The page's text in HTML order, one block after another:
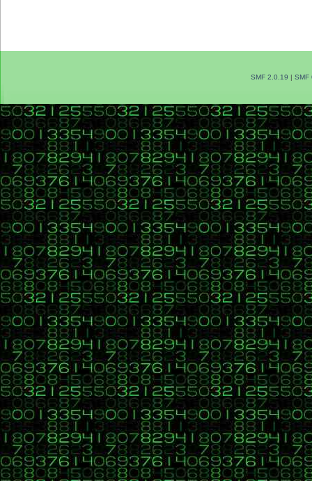
SMF 2.0.19 | SMF